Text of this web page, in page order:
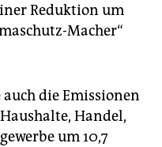
Reduktion um
Macher“
die Emissionen
Handel,
um 10,7